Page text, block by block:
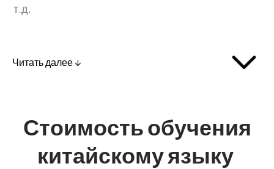
т.д.
Читать далее ↓
Стоимость обучения
китайскому языку